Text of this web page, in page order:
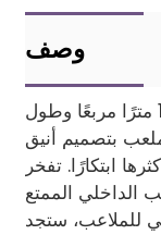
وصف
مشروع ملعب داخلي ناعم بمساحة 150 مترًا مربعًا وطول
بتصميم أنيق
ابتكارًا. تفخر
الداخلي الممتع
للملاعب، ستجد
Project
Finished
اترك رسالتك